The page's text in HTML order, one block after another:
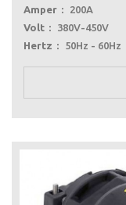
Amper
200A
Volt
380V-450V
Hertz
50Hz - 60Hz